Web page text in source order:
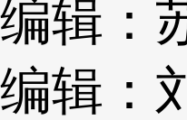
编辑：
编辑：